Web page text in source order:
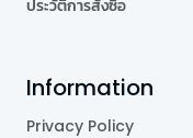
ประวัติการสั่งซื้อ
Information
Privacy Policy